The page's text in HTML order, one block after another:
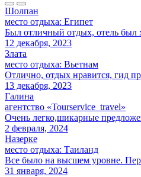
Шолпан
место отдыха: Египет
Был отличный отдых, отель был
12 декабря, 2023
Злата
место отдыха: Вьетнам
Отлично, отдых нравится, гид
13 декабря, 2023
Галина
агентство «Tourservice_travel»
Очень легко,шикарные
2 февраля, 2024
Назерке
место отдыха: Таиланд
Все было на высшем уровне.
31 января, 2024